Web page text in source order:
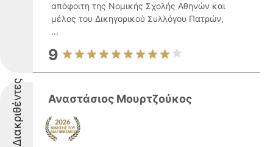
απόφοιτη της Νομικής Σχολής Αθηνών και
μέλος του Δικηγορικού Συλλόγου Πατρών,
...
9
Διακριθέντες Αναστάσιος Μουρτζούκος